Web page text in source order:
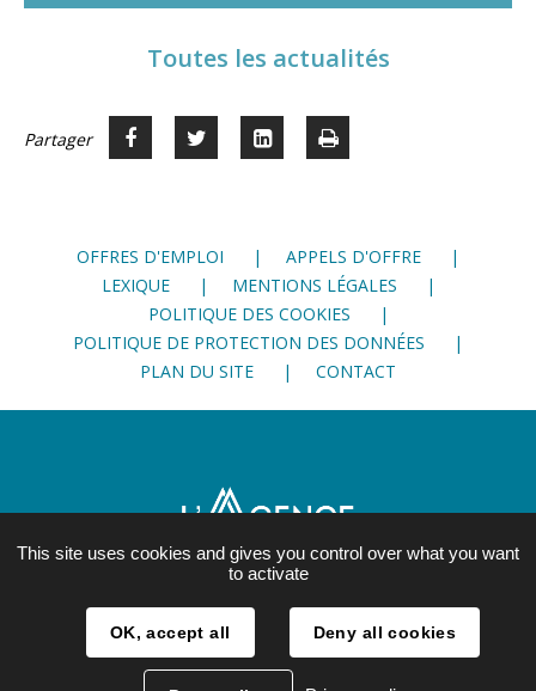
Toutes les actualités
Partager Partager
Partager
Voir
Imprimer
OFFRES D'EMPLOI
APPELS D'OFFRE
LEXIQUE
MENTIONS LÉGALES
POLITIQUE DES COOKIES
POLITIQUE DE PROTECTION DES DONNÉES
PLAN DU SITE
CONTACT
38 000 Grenoble
04 76 28 86 00
This site uses cookies and gives you control over what you want
to activate
OK, accept all Deny all cookies